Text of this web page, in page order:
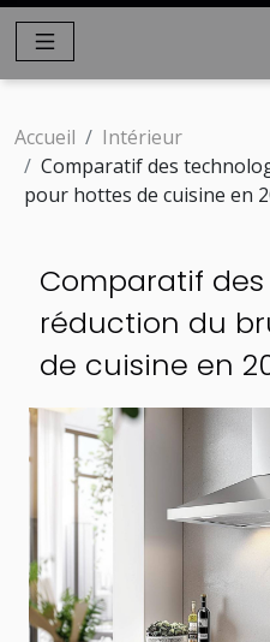
Accueil
Intérieur
Comparatif des
pour hottes de cuisine en
Comparatif
réduction du
de cuisine en